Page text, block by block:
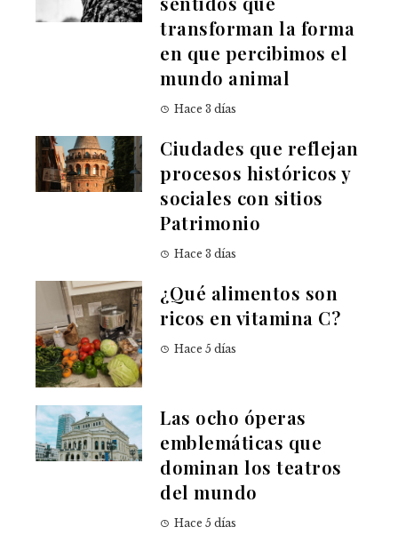
transforman la forma
en que percibimos el
mundo animal
Hace 3 días
Ciudades que reflejan
procesos históricos y
sociales con sitios
Patrimonio
Hace 3 días
¿Qué alimentos son
ricos en vitamina C?
Hace 5 días
Las ocho óperas
emblemáticas que
dominan los teatros
del mundo
Hace 5 días